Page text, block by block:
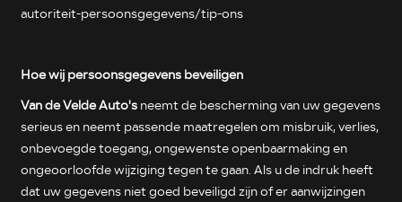
autoriteit-persoonsgegevens/tip-ons
Hoe wij persoonsgegevens beveiligen
Van de Velde Auto'sneemt de bescherming van uw gegevens
serieus en neemt passende maatregelen om misbruik, verlies,
onbevoegde toegang, ongewenste openbaarmaking en
ongeoorloofde wijziging tegen te gaan. Als u de indruk heeft
dat uw gegevens niet goed beveiligd zijn of er aanwijzingen